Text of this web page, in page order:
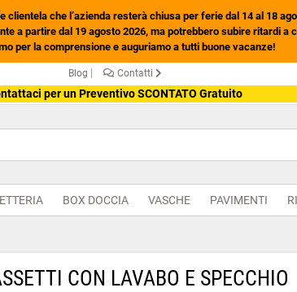
clientela che l’azienda resterà chiusa per ferie dal 14 al 18
a partire dal 19 agosto 2026, ma potrebbero subire ritardi a
per la comprensione e auguriamo a tutti buone vacanze!
Blog | Contatti
per un Preventivo SCONTATO Gratuito
BOX DOCCIA VASCHE PAVIMENTI
CON LAVABO E SPECCHIO